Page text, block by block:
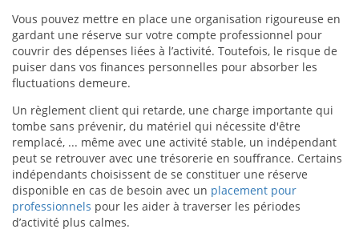
Vous pouvez mettre en place une organisation rigoureuse en
gardant une réserve sur votre compte professionnel pour
couvrir des dépenses liées à l’activité. Toutefois, le risque de
puiser dans vos finances personnelles pour absorber les
fluctuations demeure.
Un règlement client qui retarde, une charge importante qui
tombe sans prévenir, du matériel qui nécessite d'être
remplacé, ... même avec une activité stable, un indépendant
peut se retrouver avec une trésorerie en souffrance. Certains
indépendants choisissent de se constituer une réserve
disponible en cas de besoin avec un placement pour
professionnels pour les aider à traverser les périodes
d’activité plus calmes.